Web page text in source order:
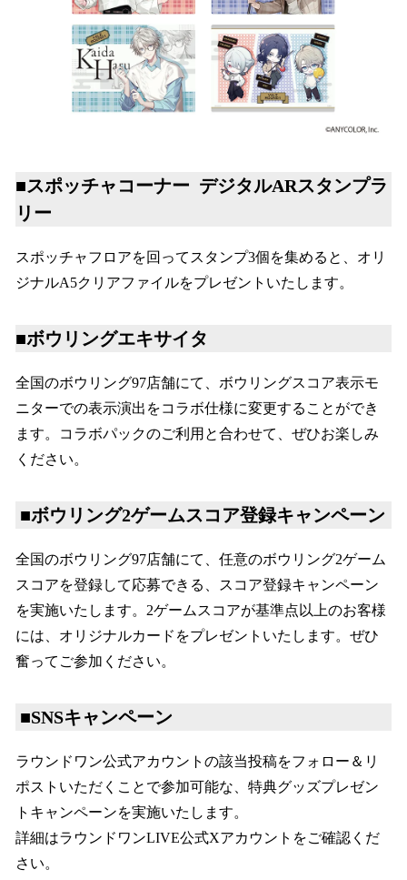
■スポッチャコーナー デジタルARスタンプラ
リー
スポッチャフロアを回ってスタンプ3個を集めると、オリ
ジナルA5クリアファイルをプレゼントいたします。
■ボウリングエキサイタ
全国のボウリング97店舗にて、ボウリングスコア表示モ
ニターでの表示演出をコラボ仕様に変更することができ
ます。コラボパックのご利用と合わせて、ぜひお楽しみ
ください。
■ボウリング2ゲームスコア登録キャンペーン
全国のボウリング97店舗にて、任意のボウリング2ゲーム
スコアを登録して応募できる、スコア登録キャンペーン
を実施いたします。2ゲームスコアが基準点以上のお客様
には、オリジナルカードをプレゼントいたします。ぜひ
奮ってご参加ください。
■SNSキャンペーン
ラウンドワン公式アカウントの該当投稿をフォロー＆リ
ポストいただくことで参加可能な、特典グッズプレゼン
トキャンペーンを実施いたします。
詳細はラウンドワンLIVE公式Xアカウントをご確認くだ
さい。